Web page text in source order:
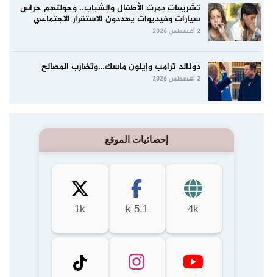
تشريعات دمرت الأطفال والشباب.. وحولتهم حراس
سيارات وفيديوات يهددون الاستقرار الاجتماعي
2 أغسطس 2026
دونالد ترامب وإيلون ماسك…وتضارب المصالح
2 أغسطس 2026
إحصائيات الموقع
4k
5.1 k
1k